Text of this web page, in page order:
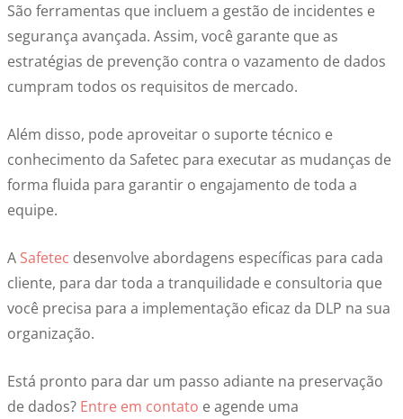
São ferramentas que incluem a gestão de incidentes e
segurança avançada. Assim, você garante que as
estratégias de prevenção contra o vazamento de dados
cumpram todos os requisitos de mercado.
Além disso, pode aproveitar o suporte técnico e
conhecimento da Safetec para executar as mudanças de
forma fluida para garantir o engajamento de toda a
equipe.
A Safetec desenvolve abordagens específicas para cada
cliente, para dar toda a tranquilidade e consultoria que
você precisa para a implementação eficaz da DLP na sua
organização.
Está pronto para dar um passo adiante na preservação
de dados? Entre em contato e agende uma